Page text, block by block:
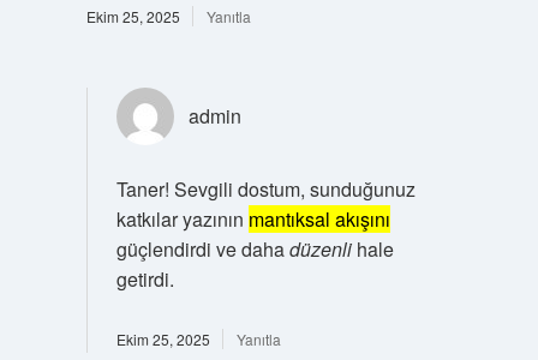
Ekim 25, 2025 Yanıtla
admin
Taner! Sevgili dostum, sunduğunuz
katkılar yazının mantıksal akışını
güçlendirdi ve dahadüzenlihale
getirdi.
Ekim 25, 2025 Yanıtla